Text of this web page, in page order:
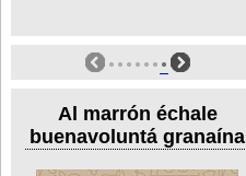
Al marrón échale
buenavoluntá granaína